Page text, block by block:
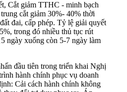
Cắt giảm TTHC - minh bạch
cắt giảm 30%- 40% thời
đai, cấp phép. Tỷ lệ giải quyết
trong đó nhiều thủ tục rút
ngày xuống còn 5-7 ngày làm
đầu tiên trong triển khai Nghị
hành chính phục vụ doanh
Cải cách hành chính không